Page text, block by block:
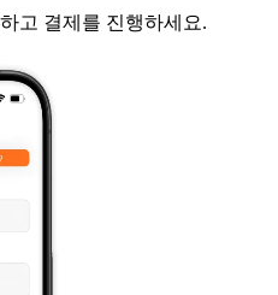
고 결제를 진행하세요.